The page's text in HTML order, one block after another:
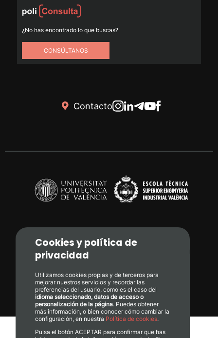
Cookies y política de
privacidad
Utilizamos cookies propias y de terceros para
mejorar nuestros servicios y recordar las
preferencias del usuario, como es el caso del
idioma seleccionado, datos de acceso o
personalización de la página. Puedes obtener
más información, o bien conocer cómo cambiar la
configuración, en nuestra Política de cookies.
Pulsa el botón ACEPTAR para confirmar que has
¿No has encontrado lo que buscas?
CONSÚLTANOS
Contacto
Camí de Vera, s/n. 46022 - València
+34 96 387 71 70
informacion@etsii.upv.es
Calidad